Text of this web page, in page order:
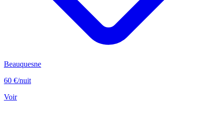
Beauquesne
60 €/nuit
Voir